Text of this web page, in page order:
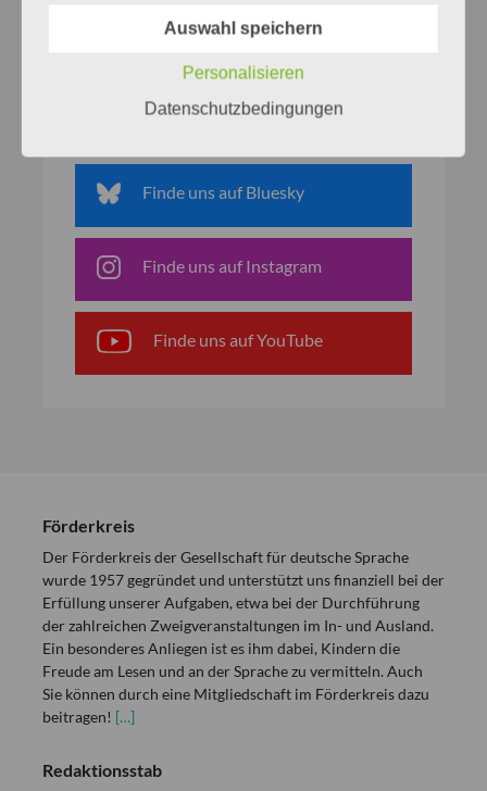
Finde uns auf Facebook
Finde uns auf Bluesky
Finde uns auf Instagram
Finde uns auf YouTube
Förderkreis
Der Förderkreis der Gesellschaft für deutsche Sprache
wurde 1957 gegründet und unterstützt uns finanziell bei der
Erfüllung unserer Aufgaben, etwa bei der Durchführung
der zahlreichen Zweigveranstaltungen im In- und Ausland.
Ein besonderes Anliegen ist es ihm dabei, Kindern die
Freude am Lesen und an der Sprache zu vermitteln. Auch
Sie können durch eine Mitgliedschaft im Förderkreis dazu
beitragen! […]
Redaktionsstab
Auswahl speichern
Personalisieren
Datenschutzbedingungen